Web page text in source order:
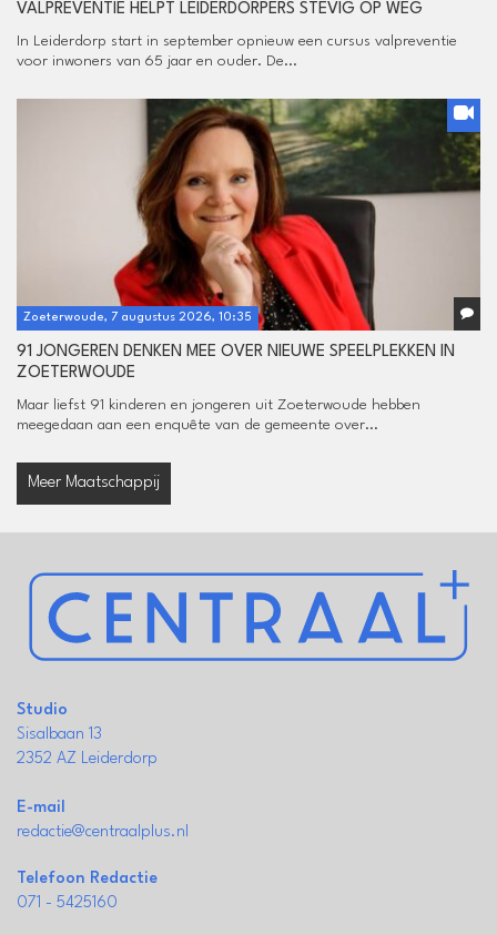
VALPREVENTIE HELPT LEIDERDORPERS STEVIG OP WEG
In Leiderdorp start in september opnieuw een cursus valpreventie
voor inwoners van 65 jaar en ouder. De...
Zoeterwoude, 7 augustus 2026, 10:35
91 JONGEREN DENKEN MEE OVER NIEUWE SPEELPLEKKEN IN
ZOETERWOUDE
Maar liefst 91 kinderen en jongeren uit Zoeterwoude hebben
meegedaan aan een enquête van de gemeente over...
Meer Maatschappij
Studio
Sisalbaan 13
2352 AZ Leiderdorp
E-mail
redactie@centraalplus.nl
Telefoon Redactie
071 - 5425160